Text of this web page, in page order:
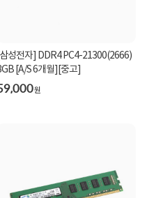
성전자] DDR4 PC4-21300(2666)
[A/S 6개월][중고]
원